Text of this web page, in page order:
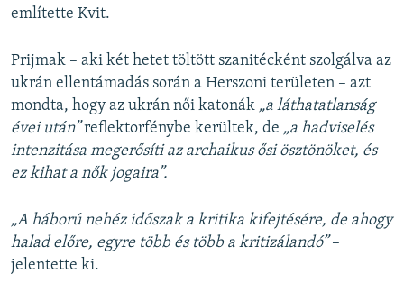
említette Kvit.
Prijmak – aki két hetet töltött szanitécként szolgálva az
ukrán ellentámadás során a Herszoni területen – azt
mondta, hogy az ukrán női katonák „a láthatatlanság
évei után”reflektorfénybe kerültek, de „a hadviselés
intenzitása megerősíti az archaikus ősi ösztönöket, és
ez kihat a nők jogaira”.
„A háború nehéz időszak a kritika kifejtésére, de ahogy
halad előre, egyre több és több a kritizálandó”–
jelentette ki.